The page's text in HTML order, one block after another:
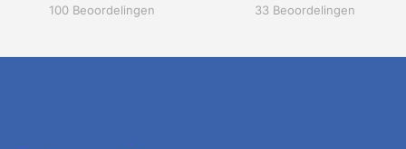
100 Beoordelingen 33 Beoordelingen